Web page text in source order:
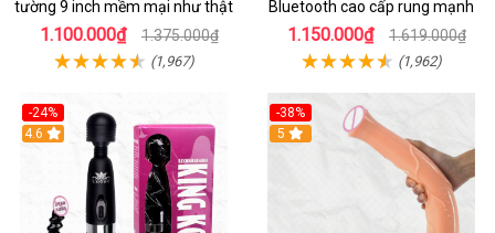
tường 9 inch mềm mại như thật
1.100.000₫ 1.375.000₫
(1,967)
Bluetooth cao cấp rung mạnh
1.150.000₫ 1.619.000₫
(1,962)
-24%
4.6
-38%
Hot
5